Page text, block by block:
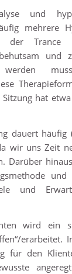
und
mehrere
Trance
und
werden
Sitzung hat
dauert häufig
wir uns Zeit
Darüber
und
wird ein
für den